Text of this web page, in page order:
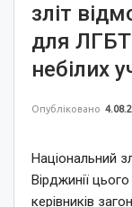
зліт
для
небілих
Опубліковано
Національний
Вірджинії
керівників